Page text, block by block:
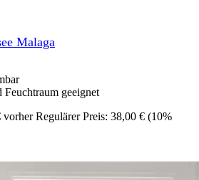
Malaga
Feuchtraum geeignet
vorherRegulärer Preis: 38,00 € (10%